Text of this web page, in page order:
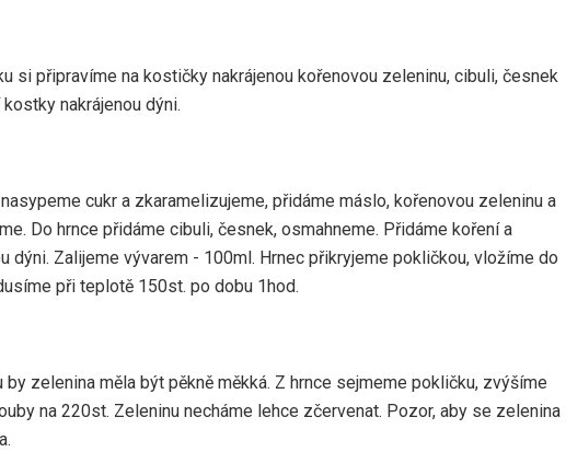
si připravíme na kostičky nakrájenou kořenovou zeleninu, cibuli, česnek
kostky nakrájenou dýni.
nasypeme cukr a zkaramelizujeme, přidáme máslo, kořenovou zeleninu a
Do hrnce přidáme cibuli, česnek, osmahneme. Přidáme koření a
dýni. Zalijeme vývarem - 100ml. Hrnec přikryjeme pokličkou, vložíme do
při teplotě 150st. po dobu 1hod.
by zelenina měla být pěkně měkká. Z hrnce sejmeme pokličku, zvýšíme
na 220st. Zeleninu necháme lehce zčervenat. Pozor, aby se zelenina